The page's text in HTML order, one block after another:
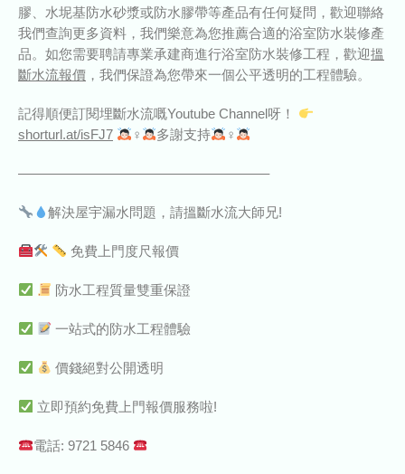
膠、水坭基防水砂漿或防水膠帶等產品有任何疑問，歡迎聯絡
我們查詢更多資料，我們樂意為您推薦合適的浴室防水裝修產
品。如您需要聘請專業承建商進行浴室防水裝修工程，歡迎搵
斷水流報價 ，我們保證為您帶來一個公平透明的工程體驗。
記得順便訂閱埋斷水流嘅Youtube Channel呀！
shorturl.at/isFJ7
‍♀‍ 多謝支持 ‍♀‍
——————————————————–
解決屋宇漏水問題，請搵斷水流大師兄!
免費上門度尺報價
防水工程質量雙重保證
一站式的防水工程體驗
價錢絕對公開透明
立即預約免費上門報價服務啦!
電話: 9721 5846